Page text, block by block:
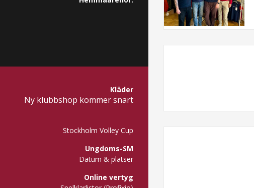
Kläder
Ny klubbshop kommer snart
Stockholm Volley Cup
Ungdoms-SM
Datum & platser
Online vertyg